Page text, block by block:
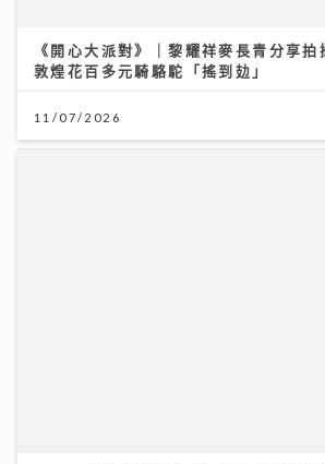
《開心大派對》｜黎耀祥麥長青分享
敦煌花百多元騎駱駝「搖到攰」
11/07/2026